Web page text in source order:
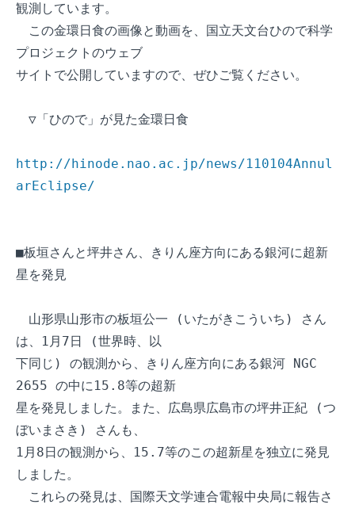
観測しています。
この金環日食の画像と動画を、国立天文台ひので科学
プロジェクトのウェブ
サイトで公開していますので、ぜひご覧ください。
▽「ひので」が見た金環日食
http://hinode.nao.ac.jp/news/110104Annul
arEclipse/
■板垣さんと坪井さん、きりん座方向にある銀河に超新
星を発見
山形県山形市の板垣公一 (いたがきこういち) さん
は、1月7日 (世界時、以
下同じ) の観測から、きりん座方向にある銀河 NGC
2655 の中に15.8等の超新
星を発見しました。また、広島県広島市の坪井正紀 (つ
ぼいまさき) さんも、
1月8日の観測から、15.7等のこの超新星を独立に発見
しました。
これらの発見は、国際天文学連合電報中央局に報告さ